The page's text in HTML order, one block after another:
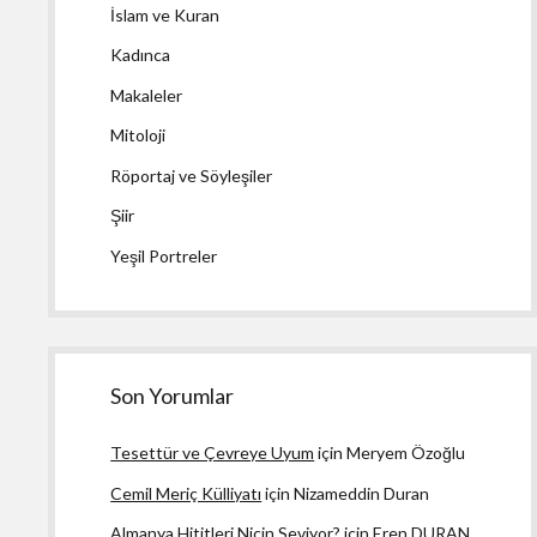
İslam ve Kuran
Kadınca
Makaleler
Mitoloji
Röportaj ve Söyleşiler
Şiir
Yeşil Portreler
Son Yorumlar
Tesettür ve Çevreye Uyum içinMeryem Özoğlu
Cemil Meriç Külliyatı içinNizameddin Duran
Almanya Hititleri Niçin Seviyor? içinEren DURAN